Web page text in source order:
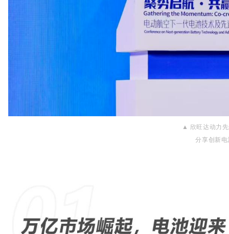
▲ 欣旺达动力
分享创新